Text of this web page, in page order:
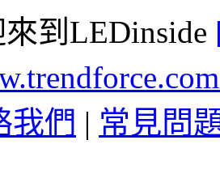
到LEDinside
我們 | 常見問